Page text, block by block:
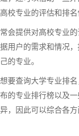
校专业的评估和排
会提供对高校专业
用户的需求和情况
的专业。
要查询大学专业排
的专业排行榜以及
，因此可以综合各